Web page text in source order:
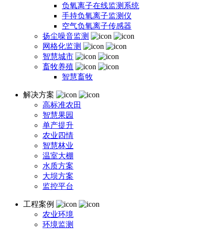
负氧离子在线监测系统
手持负氧离子监测仪
空气负氧离子传感器
扬尘噪音监测
网格化监测
智慧城市
畜牧养殖
智慧畜牧
解决方案
高标准农田
智慧果园
单产提升
农业四情
智慧林业
温室大棚
水质方案
大坝方案
监控平台
工程案例
农业环境
环境监测